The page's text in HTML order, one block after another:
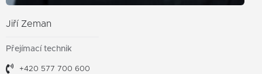
Jiří Zeman
Přejímací technik
+420 577 700 600